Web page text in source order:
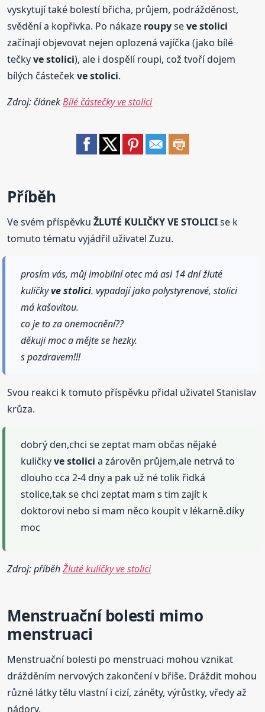
vyskytují také bolestí břicha, průjem, podrážděnost,
svědění a kopřivka. Po nákaze roupyseve stolici
začínají objevovat nejen oplozená vajíčka (jako bílé
tečkyve stolici), ale i dospělí roupi, což tvoří dojem
bílých částečekve stolici.
Zdroj: článekBílé částečky ve stolici
Příběh
Ve svém příspěvkuŽLUTÉ KULIČKY VE STOLICIse k
tomuto tématu vyjádřil uživatel Zuzu.
prosím vás, můj imobilní otec má asi 14 dní žluté
kuličkyve stolici. vypadají jako polystyrenové, stolici
má kašovitou.
co je to za onemocnění??
děkuji moc a mějte se hezky.
s pozdravem!!!
Svou reakci k tomuto příspěvku přidal uživatel Stanislav
krůza.
dobrý den,chci se zeptat mam občas nějaké
kuličkyve stolici a zárověn průjem,ale netrvá to
dlouho cca 2-4 dny a pak už né tolik řidká
stolice,tak se chci zeptat mam s tim zajít k
doktorovi nebo si mam něco koupit v lékarně.díky
moc
Zdroj: příběhŽluté kuličky ve stolici
Menstruační bolesti mimo
menstruaci
Menstruační bolesti po menstruaci mohou vznikat
drážděním nervových zakončení v břiše. Dráždit mohou
různé látky tělu vlastní i cizí, záněty, výrůstky, vředy až
nádory.